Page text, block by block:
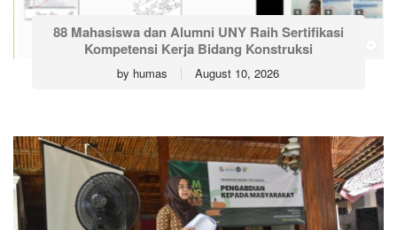
88 Mahasiswa dan Alumni UNY Raih Sertifikasi
Kompetensi Kerja Bidang Konstruksi
by humas August 10, 2026